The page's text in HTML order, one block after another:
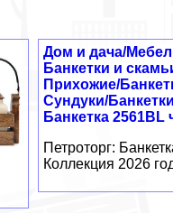
Дом и дача/
Банкетки и
Прихожие/
Сундуки/
Банкетка 2561BL
Петроторг:
Коллекция 2026